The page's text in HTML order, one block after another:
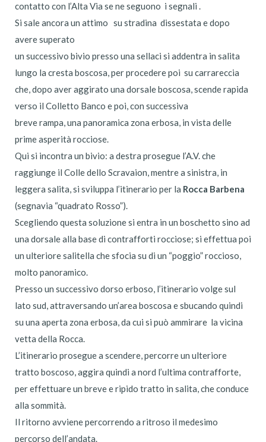
contatto con l’Alta Via se ne seguono i segnali .
Si sale ancora un attimo su stradina dissestata e dopo
avere superato
un successivo bivio presso una sellaci si addentra in salita
lungo la cresta boscosa, per procedere poi su carrareccia
che, dopo aver aggirato una dorsale boscosa, scende rapida
verso il Colletto Banco e poi, con successiva
breve rampa, una panoramica zona erbosa, in vista delle
prime asperità rocciose.
Qui si incontra un bivio: a destra prosegue l’A.V. che
raggiunge il Colle dello Scravaion, mentre a sinistra, in
leggera salita, si sviluppa l’itinerario per la Rocca Barbena
(segnavia “quadrato Rosso”).
Scegliendo questa soluzione si entra in un boschetto sino ad
una dorsale alla base di contrafforti rocciose; si effettua poi
un ulteriore salitella che sfocia su di un “poggio” roccioso,
molto panoramico.
Presso un successivo dorso erboso, l’itinerario volge sul
lato sud, attraversando un’area boscosa e sbucando quindi
su una aperta zona erbosa, da cui si può ammirare la vicina
vetta della Rocca.
L’itinerario prosegue a scendere, percorre un ulteriore
tratto boscoso, aggira quindi a nord l’ultima contrafforte,
per effettuare un breve e ripido tratto in salita, che conduce
alla sommità.
Il ritorno avviene percorrendo a ritroso il medesimo
percorso dell’andata.